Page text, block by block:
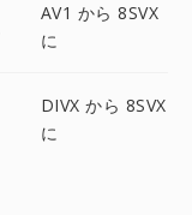
AV1 から 8SVX
に
DIVX から 8SVX
に